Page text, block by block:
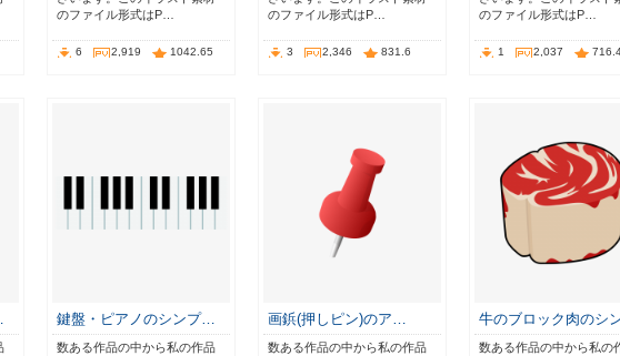
のファイル形式はP…
6 2,919 1042.65
のファイル形式はP…
3 2,346 831.6
のファイル形式はP…
1 2,037
鍵盤・ピアノのシンプ…
数ある作品の中から私の作品
画鋲(押しピン)のア…
数ある作品の中から私の作品
牛のブロック肉のシ
数ある作品の中から私の